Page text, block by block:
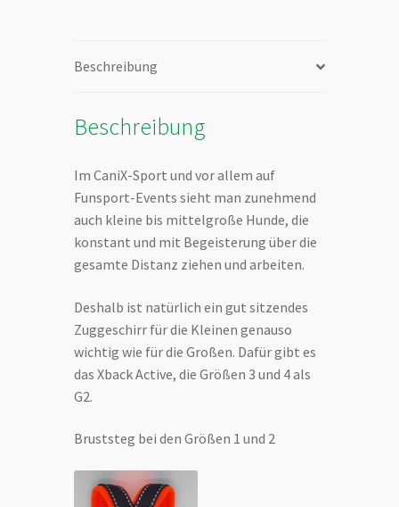
Beschreibung
Beschreibung
Im CaniX-Sport und vor allem auf
Funsport-Events sieht man zunehmend
auch kleine bis mittelgroße Hunde, die
konstant und mit Begeisterung über die
gesamte Distanz ziehen und arbeiten.
Deshalb ist natürlich ein gut sitzendes
Zuggeschirr für die Kleinen genauso
wichtig wie für die Großen. Dafür gibt es
das Xback Active, die Größen 3 und 4 als
G2.
Bruststeg bei den Größen 1 und 2